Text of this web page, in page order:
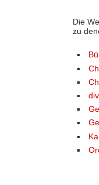
Die
zu